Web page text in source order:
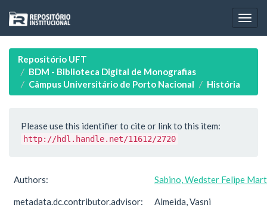
navigation
Repositório UFT
BDM - Biblioteca Digital de Monografias
Câmpus Universitário de Porto Nacional
História
Please use this identifier to cite or link to this item:
http://hdl.handle.net/11612/2720
Authors: Sabino, Wedster Felipe
metadata.dc.contributor.advisor: Almeida, Vasni